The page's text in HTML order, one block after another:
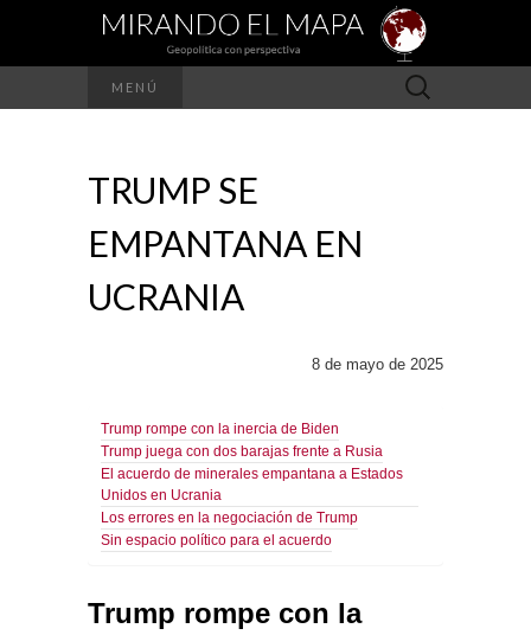
MENÚ Buscar:
TRUMP SE
EMPANTANA EN
UCRANIA
8 de mayo de 2025
Trump rompe con la inercia de Biden
Trump juega con dos barajas frente a Rusia
El acuerdo de minerales empantana a Estados
Unidos en Ucrania
Los errores en la negociación de Trump
Sin espacio político para el acuerdo
Trump rompe con la